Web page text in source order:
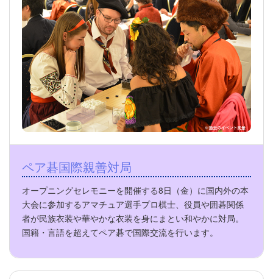
ペア碁国際親善対局
オープニングセレモニーを開催する8日（金）に国内外の本
大会に参加するアマチュア選手プロ棋士、役員や囲碁関係
者が民族衣装や華やかな衣装を身にまとい和やかに対局。
国籍・言語を超えてペア碁で国際交流を行います。